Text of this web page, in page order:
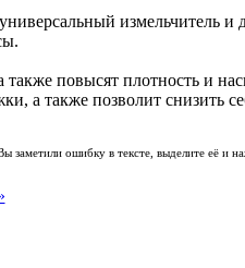
измельчитель и
также повысят плотность и
а также позволит снизить
заметили ошибку в тексте, выделите её и